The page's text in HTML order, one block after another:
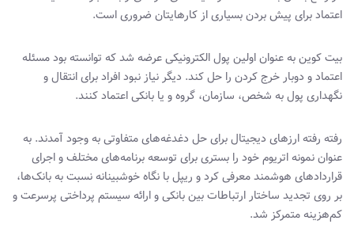
اعتماد برای پیش بردن بسیاری از کارهایتان ضروری است.
بیت کوین به عنوان اولین پول الکترونیکی عرضه شد که توانسته بود مسئله
اعتماد و دوبار خرج کردن را حل کند. دیگر نیاز نبود افراد برای انتقال و
نگهداری پول به شخص، سازمان، گروه و یا بانکی اعتماد کنند.
رفته رفته ارزهای دیجیتال برای حل دغدغه‌های متفاوتی به وجود آمدند. به
عنوان نمونه اتریوم خود را بستری برای توسعه برنامه‌های مختلف و اجرای
قراردادهای هوشمند معرفی کرد و ریپل با نگاه خوشبینانه‌ نسبت به بانک‌ها،
بر روی تجدید ساختار ارتباطات بین بانکی و ارائه سیستم پرداختی پرسرعت و
کم‌هزینه متمرکز شد.